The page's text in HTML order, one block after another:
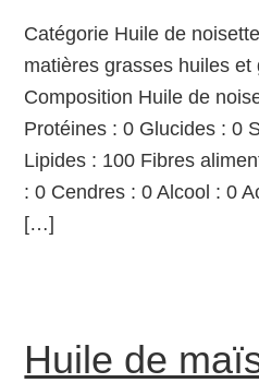
Catégorie Huile de
matières grasses huiles
Composition Huile de
Protéines : 0 Glucides : 0
Lipides : 100 Fibres
: 0 Cendres : 0 Alcool : 0
[…]
Huile de